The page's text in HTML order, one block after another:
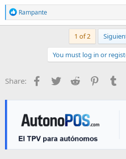
R
e
a
:
Rampante
1 of 2
You must log in or
Share: Facebook
TwitterReddit